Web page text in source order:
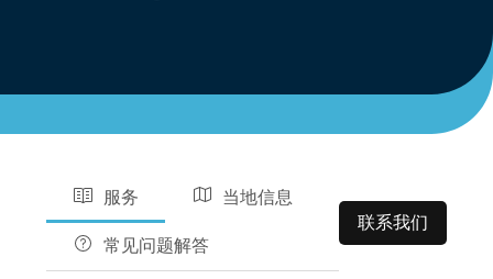
服务 当地信息
常见问题解答
联系我们